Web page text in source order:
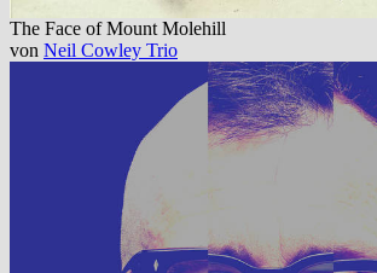
The Face of Mount Molehill
von Neil Cowley Trio